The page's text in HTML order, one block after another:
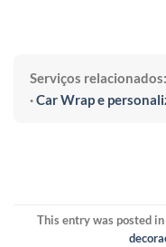
Serviços relacionados:
·Car Wrap e
This entry was posted in